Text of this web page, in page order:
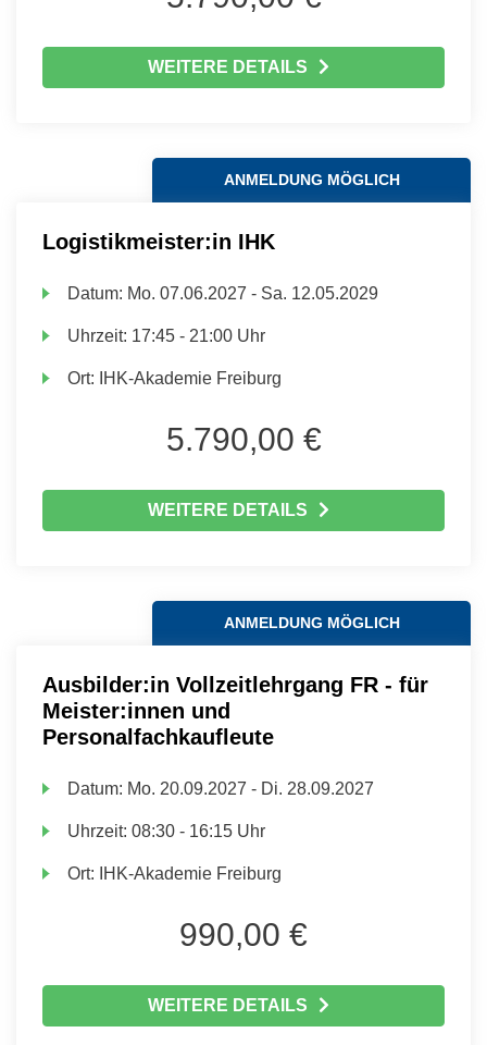
WEITERE DETAILS
ANMELDUNG MÖGLICH
Logistikmeister:in IHK
Datum: Mo. 07.06.2027 - Sa. 12.05.2029
Uhrzeit: 17:45 - 21:00 Uhr
Ort: IHK-Akademie Freiburg
5.790,00 €
WEITERE DETAILS
ANMELDUNG MÖGLICH
Ausbilder:in Vollzeitlehrgang FR - für
Meister:innen und
Personalfachkaufleute
Datum: Mo. 20.09.2027 - Di. 28.09.2027
Uhrzeit:08:30 - 16:15 Uhr
Ort: IHK-Akademie Freiburg
990,00 €
WEITERE DETAILS